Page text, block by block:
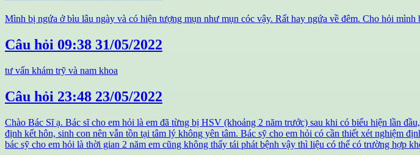
Mình bị ngứa ở bìu lâu ngày và có hiện tượng mụn như mụn cóc vậy. Rất hay ngứa về đêm. Cho hỏi mình
Câu hỏi 09:38 31/05/2022
tư vấn khám trỹ và nam khoa
Câu hỏi 23:48 23/05/2022
Chào Bác Sĩ ạ. Bác sĩ cho em hỏi là em đã từng bị HSV (khoảng 2 năm trước) sau khi có biểu hiện lần
định kết hôn, sinh con nên vẫn tồn tại tâm lý không yên tâm. Bác sỹ cho em hỏi có cần thiết xét nghiệm
bác sỹ cho em hỏi là thời gian 2 năm em cũng không thấy tái phát bệnh vậy thì liệu có thể có trường hợp